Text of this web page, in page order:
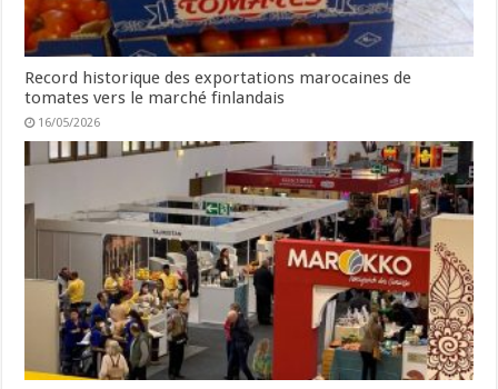
Record historique des exportations marocaines de
tomates vers le marché finlandais
16/05/2026